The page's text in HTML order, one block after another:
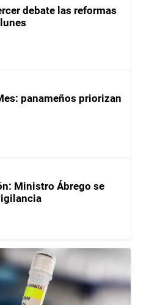
debate las reformas
panameños priorizan
Ministro Ábrego se